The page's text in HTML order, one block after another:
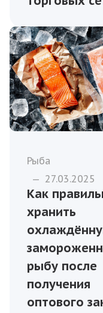
Рыба
— 27.03.2025
Как
хранить
рыбу после
получения
оптового